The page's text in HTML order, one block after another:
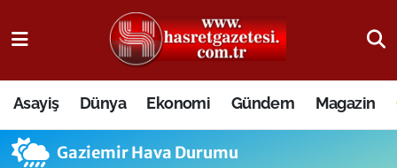
Asayiş Dünya Ekonomi Gündem Magazin
Gaziemir Hava Durumu
Osmaniye Nöbetçi Eczaneler
Osmaniye Hava Durumu
Osmaniye Trafik Yoğunluk Haritası